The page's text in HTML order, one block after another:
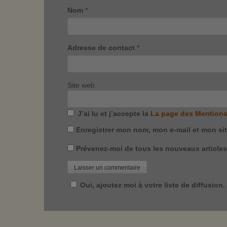
Nom *
Adresse de contact *
Site web
J’ai lu et j’accepte la La page des
Enregistrer mon nom, mon e-mail et mon
Prévenez-moi de tous les nouveaux
Oui, ajoutez moi à votre liste de diffusion.